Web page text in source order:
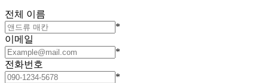
전체 이름
*
이메일
*
전화번호
*